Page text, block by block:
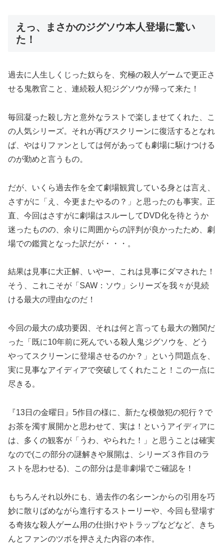
えっ、まさかのジグソウ本人登場に驚い
た！
過去に人生しくじった奴らを、究極の殺人ゲームで更正さ
せる鬼教官こと、連続殺人犯ジグソウが帰って来た！
毎回凝った殺し方と意外なラストで楽しませてくれた、こ
の人気シリーズ。それが再びスクリーンに復活するとなれ
ば、やはりファンとしては何があっても劇場に駆けつける
のが勤めと言うもの。
だが、いくら過去作を全て劇場観賞している身とは言え、
さすがに「え、今更またやるの？」と思ったのも事実。正
直、今回はさすがに劇場はスルーしてDVD化を待とうか
迷ったものの、余りに周囲からの評判が良かったため、劇
場での鑑賞となった訳だが・・・。
結果は見事に大正解、いやー、これは見事にダマされた！
そう、これこそが「SAW：ソウ」シリーズを我々が見続
ける最大の理由なのだ！
今回の最大の成功要因、それは何と言っても最大の難関だ
った「既に10年前に死んでいる殺人鬼ジグソウを、どう
やってスクリーンに登場させるのか？」という問題点を、
実に見事なアイディアで突破してくれたこと！この一点に
尽きる。
『13日の金曜日』5作目の様に、新たな模倣犯の犯行？で
お茶を濁す展開かと思わせて、実は！というアイディアに
は、多くの観客が「うわ、やられた！」と思うことは確実
なので(この部分の謎解きや展開は、シリーズ３作目のラ
ストを思わせる)、この部分は是非劇場でご確認を！
もちろんそれ以外にも、過去作の名シーンからの引用を巧
妙に散りばめながら進行するストーリーや、今回も登場す
る奇抜な殺人ゲーム用の仕掛けやトラップなどなど、きち
んとファンのツボを押さえた内容の本作。